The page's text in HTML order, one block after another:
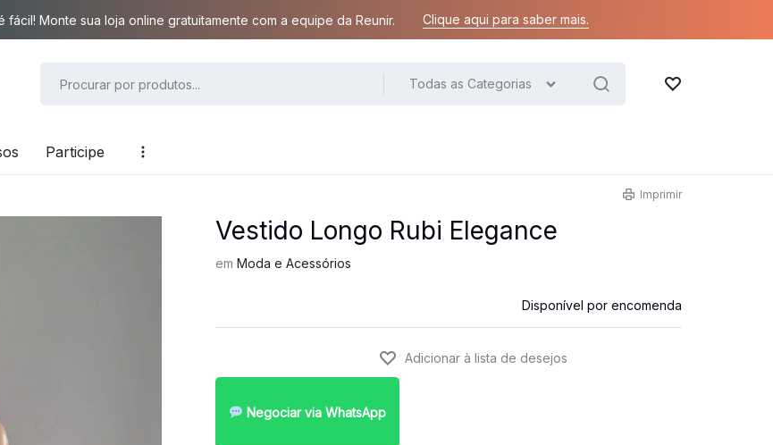
Monte sua loja online gratuitamente com a equipe da Reunir. Clique aqui para saber mais.
Todas as Categorias
Participe
Imprimir
Vestido Longo Rubi Elegance
emModa e Acessórios
Disponível por encomenda
Negociar via WhatsApp